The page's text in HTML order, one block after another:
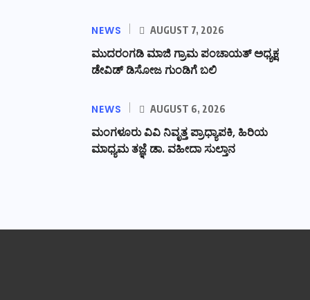
NEWS AUGUST 7, 2026
ಮುದರಂಗಡಿ ಮಾಜಿ ಗ್ರಾಮ ಪಂಚಾಯತ್ ಅಧ್ಯಕ್ಷ
ಡೇವಿಡ್ ಡಿಸೋಜ ಗುಂಡಿಗೆ ಬಲಿ
NEWS AUGUST 6, 2026
ಮಂಗಳೂರು ವಿವಿ ನಿವೃತ್ತ ಪ್ರಾಧ್ಯಾಪಕಿ, ಹಿರಿಯ
ಮಾಧ್ಯಮ ತಜ್ಞೆ ಡಾ. ವಹೀದಾ ಸುಲ್ತಾನ